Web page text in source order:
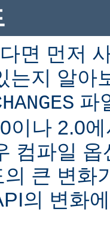
면 먼저
는지 알아
파
이나 2.0
컴파일
큰 변화
의 변화